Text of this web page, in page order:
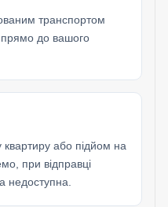
транспортом
до вашого
квартиру або підйом на
при відправці
недоступна.